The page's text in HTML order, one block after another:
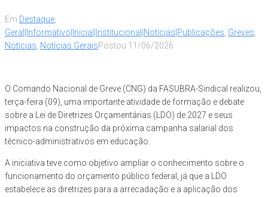
Em Destaque,
Geral|Informativo|Inicial|Institucional|Notícias|Publicações, Greves,
Notícias, Notícias GeraisPostou 11/06/2026
O Comando Nacional de Greve (CNG) da FASUBRA-Sindical realizou,
terça-feira (09), uma importante atividade de formação e debate
sobre a Lei de Diretrizes Orçamentárias (LDO) de 2027 e seus
impactos na construção da próxima campanha salarial dos
técnico-administrativos em educação.
A iniciativa teve como objetivo ampliar o conhecimento sobre o
funcionamento do orçamento público federal, já que a LDO
estabelece as diretrizes para a arrecadação e a aplicação dos